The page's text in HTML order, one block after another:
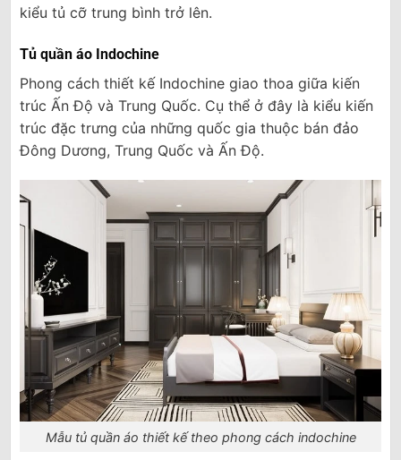
kiểu tủ cỡ trung bình trở lên.
Tủ quần áo Indochine
Phong cách thiết kế Indochine giao thoa giữa kiến
trúc Ấn Độ và Trung Quốc. Cụ thể ở đây là kiểu kiến
trúc đặc trưng của những quốc gia thuộc bán đảo
Đông Dương, Trung Quốc và Ấn Độ.
Mẫu tủ quần áo thiết kế theo phong cách indochine